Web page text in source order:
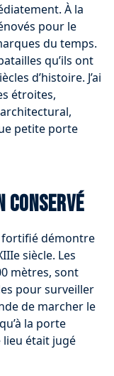
À la
pour le
du temps.
qu’ils ont
d’histoire. J’ai
étroites,
petite porte
conservé
fortifié démontre
siècle. Les
mètres, sont
pour surveiller
de marcher le
la porte
lieu était jugé